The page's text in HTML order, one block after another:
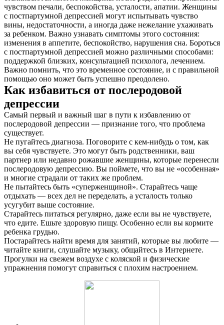
О нас
Услуги
Акции
Отзывы
чувством печали, беспокойства, усталости, апатии. Женщины
с постпартумной депрессией могут испытывать чувство
вины, недостаточности, а иногда даже нежелание ухаживать
за ребенком. Важно узнавать симптомы этого состояния:
изменения в аппетите, беспокойство, нарушения сна. Бороться
с постпартумной депрессией можно различными способами:
поддержкой близких, консультацией психолога, лечением.
Важно помнить, что это временное состояние, и с правильной
помощью оно может быть успешно преодолено.
Как избавиться от послеродовой
депрессии
Самый первый и важный шаг в пути к избавлению от
послеродовой депрессии — признание того, что проблема
существует.
Не пугайтесь диагноза. Поговорите с кем-нибудь о том, как
вы себя чувствуете. Это могут быть родственники, ваш
партнер или недавно рожавшие женщины, которые перенесли
послеродовую депрессию. Вы поймете, что вы не «особенная»
и многие страдали от таких же проблем.
Не пытайтесь быть «суперженщиной». Старайтесь чаще
отдыхать — всех дел не переделать, а усталость только
усугубит выше состояние.
Старайтесь питаться регулярно, даже если вы не чувствуете,
что едите. Ешьте здоровую пищу. Особенно если вы кормите
ребенка грудью.
Постарайтесь найти время для занятий, которые вы любите —
читайте книги, слушайте музыку, общайтесь в Интернете.
Прогулки на свежем воздухе с коляской и физические
упражнения помогут справиться с плохим настроением.